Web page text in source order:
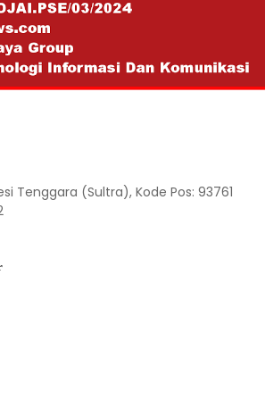
Tenggara (Sultra), Kode Pos: 93761